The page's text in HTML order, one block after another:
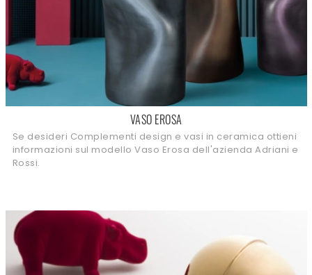
VASO EROSA
Se desideri Complementi design e vasi in ceramica ottieni
informazioni sul modello Vaso Erosa dell'azienda Adriani e
Rossi.